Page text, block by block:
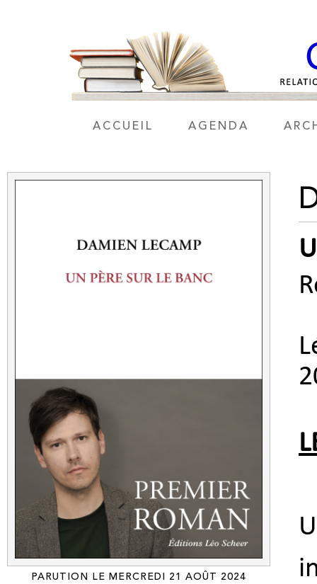
ACCUEIL AGENDA
PARUTION LE MERCREDI 21 AOÛT 2024